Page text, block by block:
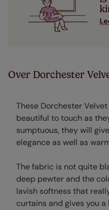
Over Dorchester
These Dorchester
beautiful to touch as
sumptuous, they will
elegance as well as
The fabric is not quite
deep pewter and the
lavish softness that
curtains and gives you